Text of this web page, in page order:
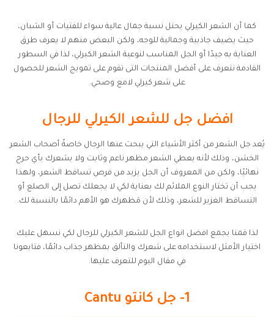
كما أن الشعر الكيرلي يحتل نسبة جمال عالية سواء للفتيات أو الشبان،
حيث يضيف جاذبية وجمالية للوجه، ولكن البعض منهم لا يعرف طرق
العناية به جيدًا أو الجل المناسب لنوعية الشعر الكيرلي، لذا في السطور
القادمة نتعرف على أفضل المنتجات التى تقوم على تمويج الشعر للحصول
على شعر كيرلي لامع وصحي.
افضل جل للشعر الكيرلي للرجال
يُعد جل الشعر من أكثر الأشياء التي يبحث عنها الرجال خاصةً أصحاب الشعر
الخشن، وذلك لأنه يعطي الشعر مظهر ناعم وثابت ولا يشعرك بأي حرج
نهائيًا، ولكن من المعروف أن الجل يزيد من فرص تساقط الشعر، ولهذا
يجب أن تختار النوع الملائم لك بعناية لكي لا يجعلك تصل إلى الصلع أو
التساقط الغزير للشعر، وذلك لأن مَظهرك هو الأهم دائمًا بالنسبة لك.
لذا قمنا بجمع افضل انواع الجل للشعر الكيرلي للرجال لكي نسهل عليك
اختيار الأمثل لاستخدامه على شعرك والتألق بمظهر جذاب دائمًا، فتابعونا
في مقال اليوم للتعرف عليها.
1- جل كانتو Cantu